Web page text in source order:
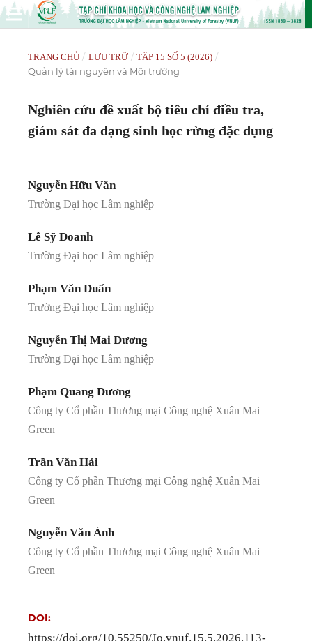
TRANG CHỦ / LƯU TRỮ / TẬP 15 SỐ 5 (2026) /
Quản lý tài nguyên và Môi trường
Nghiên cứu đề xuất bộ tiêu chí điều tra,
giám sát đa dạng sinh học rừng đặc dụng
Nguyễn Hữu Văn
Trường Đại học Lâm nghiệp
Lê Sỹ Doanh
Trường Đại học Lâm nghiệp
Phạm Văn Duẩn
Trường Đại học Lâm nghiệp
Nguyễn Thị Mai Dương
Trường Đại học Lâm nghiệp
Phạm Quang Dương
Công ty Cổ phần Thương mại Công nghệ Xuân Mai
Green
Trần Văn Hải
Công ty Cổ phần Thương mại Công nghệ Xuân Mai
Green
Nguyễn Văn Ánh
Công ty Cổ phần Thương mại Công nghệ Xuân Mai
Green
DOI:
https://doi.org/10.55250/Jo.vnuf.15.5.2026.113-